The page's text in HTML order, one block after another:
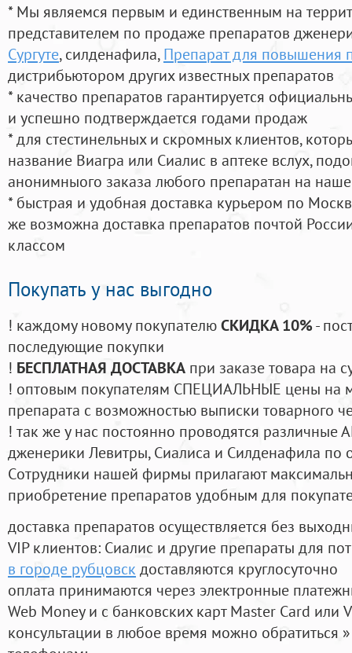
* Мы являемся первым и единственным на
представителем по продаже препаратов
Сургуте, силденафила, Препарат для повышения
дистрибьютором других известных препаратов
* качество препаратов гарантируется
и успешно подтверждается годами продаж
* для стестинельных и скромных клиентов,
название Виагра или Сиалис в аптеке вслух,
анонимныого заказа любого препаратан на
* быстрая и удобная доставка курьером по
же возможна доставка препаратов почтой
классом
Покупать у нас выгодно
! каждому новому покупателюСКИДКА 10%-
последующие покупки
! БЕСПЛАТНАЯ ДОСТАВКА при заказе товара на
! оптовым покупателям СПЕЦИАЛЬНЫЕ цены на
препарата с возможностью выписки товарного
! так же у нас постоянно проводятся
дженерики Левитры, Сиалиса и Силденафила по
Cотрудники нашей фирмы прилагают
приобретение препаратов удобным для
доставка препаратов осуществляется без
VIP клиентов: Сиалис и другие препараты для
в городе рубцовск доставляются круглосуточно
оплата принимаются через электронные
Web Money и с банковских карт Master Card или
консультации в любое время можно обратиться